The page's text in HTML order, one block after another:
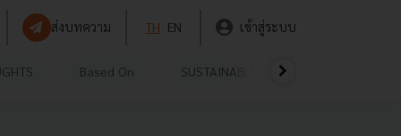
ส่งบทความ TH EN เข้าสู่ระบบ
Based On SUSTAINABLE